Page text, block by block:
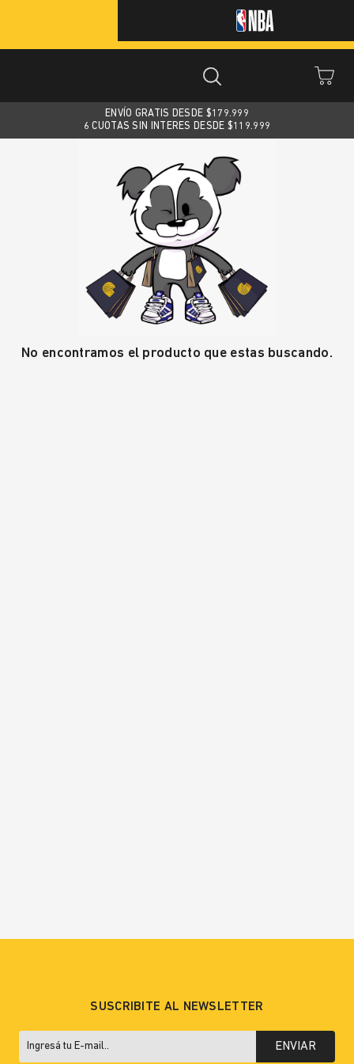
ENVÍO GRATIS DESDE $179.999
6 CUOTAS SIN INTERES DESDE $119.999
No encontramos el producto que estas buscando.
SUSCRIBITE AL NEWSLETTER
ENVIAR